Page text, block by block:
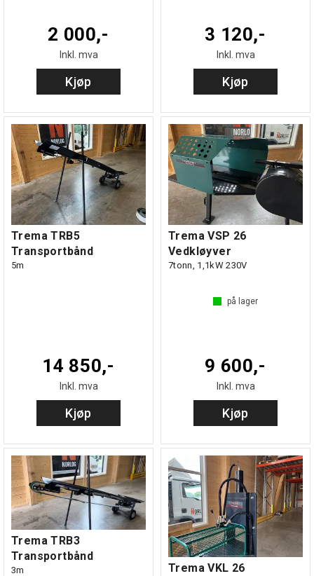
2 000,-
Inkl. mva
Kjøp
3 120,-
Inkl. mva
Kjøp
Trema TRB5
Transportbånd
5m
14 850,-
Inkl. mva
Kjøp
Trema VSP 26
Vedkløyver
7tonn, 1,1kW 230V
på lager
9 600,-
Inkl. mva
Kjøp
Trema TRB3
Transportbånd
3m
Trema VKL 26